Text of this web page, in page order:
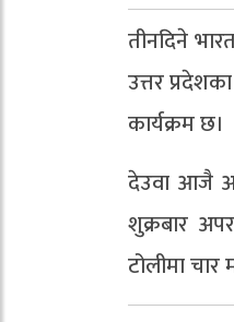
तीनदिने
उत्तर
कार्यक्रम छ।
देउवा आजै
शुक्रबार
टोलीमा